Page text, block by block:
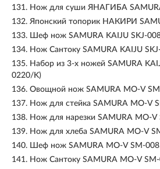
131. Нож для суши ЯНАГИБА
132. Японский топорик НАКИРИ
133. Шеф нож SAMURA KAIJU SKJ-
134. Нож Сантоку SAMURA KAIJU
135. Набор из 3-х ножей SAMURA
0220/K)
136. Овощной нож SAMURA MO-V
137. Нож для стейка SAMURA MO-V
138. Нож для нарезки SAMURA MO-V
139. Нож для хлеба SAMURA MO-V
140. Шеф нож SAMURA MO-V SM-
141. Нож Сантоку SAMURA MO-V